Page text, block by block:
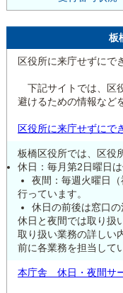
板
区役所に来庁せずにで
下記サイトでは、区
避けるための情報など
区役所に来庁せずにで
板橋区役所では、区役
休日：毎月第2日曜日
夜間：毎週火曜日
行っています。
休日の前後は窓口の
休日と夜間では取り扱
取り扱い業務の詳しい
前に各業務を担当して
本庁舎 休日・夜間サ